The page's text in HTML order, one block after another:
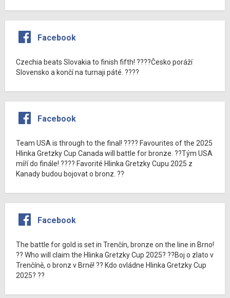
Facebook
Czechia beats Slovakia to finish fifth! ????Česko poráží
Slovensko a končí na turnaji páté. ????
Facebook
Team USA is through to the final! ???? Favourites of the 2025
Hlinka Gretzky Cup Canada will battle for bronze. ??Tým USA
míří do finále! ???? Favorité Hlinka Gretzky Cupu 2025 z
Kanady budou bojovat o bronz. ??
Facebook
The battle for gold is set in Trenčín, bronze on the line in Brno!
?? Who will claim the Hlinka Gretzky Cup 2025? ??Boj o zlato v
Trenčíně, o bronz v Brně! ?? Kdo ovládne Hlinka Gretzky Cup
2025? ??